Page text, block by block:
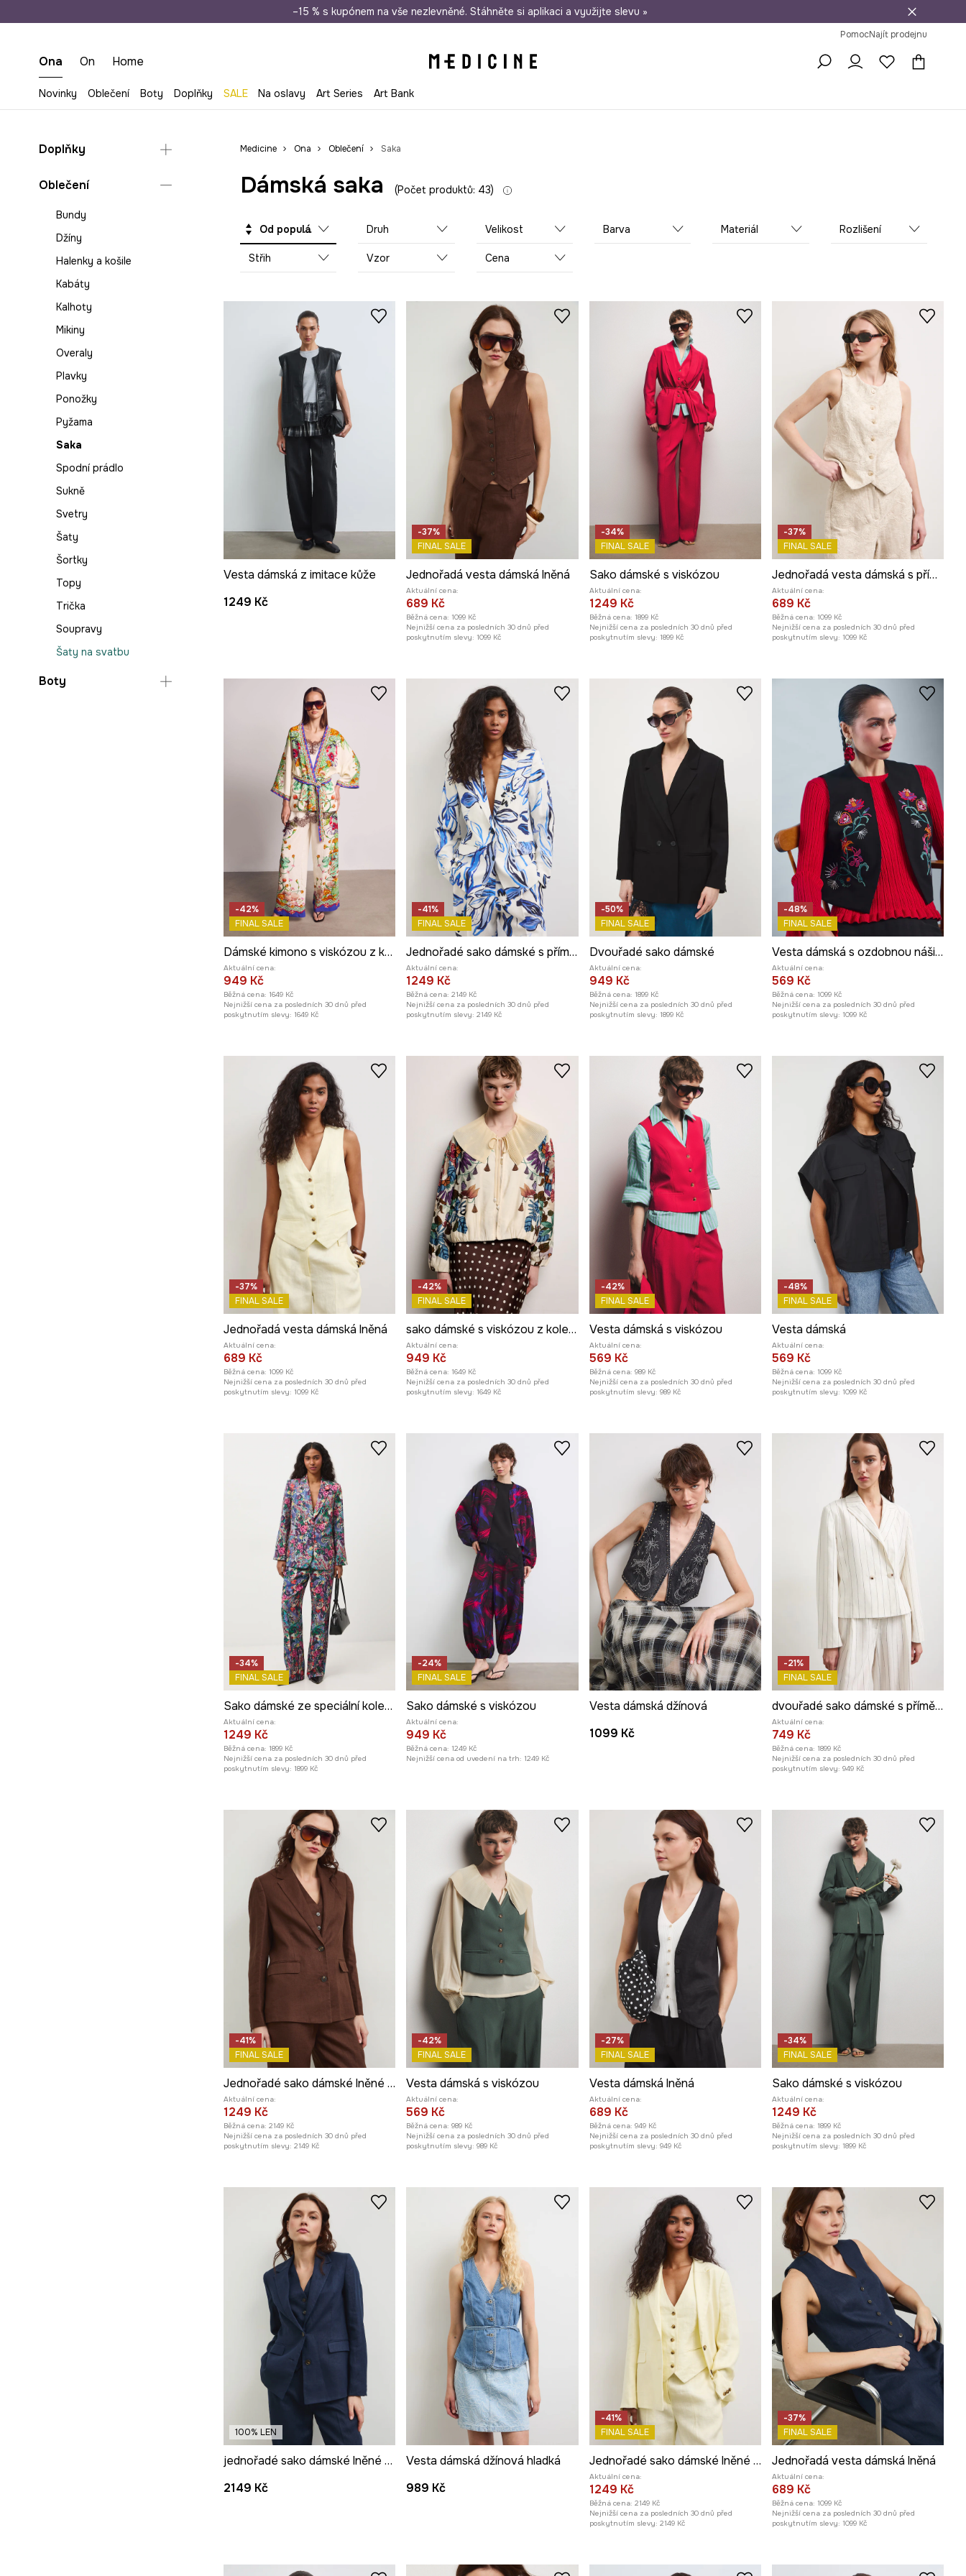
Doprava zdarma při nákupu nad 1 200 Kč Odeslání i do 24 hodin 30 dní na vrácení zboží
–15 % s kupónem na vše nezlevněné. Stáhněte si aplikaci a využijte slevu »
PomocNajít prodejnu
Ona On Home
Novinky Oblečení Boty Doplňky SALE Na oslavy Art Series Art Bank
Doplňky
Kabelky
Plátěné tašky
Cestovní zavazadla a
doplňky
Brýle
Čepice a klobouky
Šály a šátky
Bižuterie
Klíčenky a přívěsky
Pásky
Peněženky
Plážové osušky
Plážové doplňky
Deštníky
Parfémy
Hry
Rukavice
Domácí mazlíček –
oblečení pro psy
Kosmetické tašky
Oblečení
Bundy
Džíny
Halenky a košile
Kabáty
Kalhoty
Mikiny
Overaly
Plavky
Ponožky
Pyžama
Saka
Spodní prádlo
Sukně
Svetry
Šaty
Šortky
Topy
Trička
Soupravy
Šaty na svatbu
Boty
Medicine Ona Oblečení Saka
Dámská saka Počet produktů: 43
Od populárních Druh Velikost Barva Materiál Rozlišení
Střih Vzor Cena
Vesta dámská z imitace kůže
1249 Kč
-37%
FINAL SALE
Jednořadá vesta dámská lněná
Aktuální cena:
689 Kč
Běžná cena: 1099 Kč
Nejnižší cena za posledních 30 dnů před
poskytnutím slevy: 1099 Kč
-34%
FINAL SALE
Sako dámské s viskózou
Aktuální cena:
1249 Kč
Běžná cena: 1899 Kč
Nejnižší cena za posledních 30 dnů před
poskytnutím slevy: 1899 Kč
-37%
FINAL SALE
Jednořadá vesta dámská s příměsí lnu
Aktuální cena:
689 Kč
Běžná cena: 1099 Kč
Nejnižší cena za posledních 30 dnů před
poskytnutím slevy: 1099 Kč
-42%
FINAL SALE
Dámské kimono s viskózou z kolekce Kit Mizeres x Medicine
Aktuální cena:
949 Kč
Běžná cena: 1649 Kč
Nejnižší cena za posledních 30 dnů před
poskytnutím slevy: 1649 Kč
-41%
FINAL SALE
Jednořadé sako dámské s příměsí lnu
Aktuální cena:
1249 Kč
Běžná cena: 2149 Kč
Nejnižší cena za posledních 30 dnů před
poskytnutím slevy: 2149 Kč
-50%
FINAL SALE
Dvouřadé sako dámské
Aktuální cena:
949 Kč
Běžná cena: 1899 Kč
Nejnižší cena za posledních 30 dnů před
poskytnutím slevy: 1899 Kč
-48%
FINAL SALE
Vesta dámská s ozdobnou nášivkou
Aktuální cena:
569 Kč
Běžná cena: 1099 Kč
Nejnižší cena za posledních 30 dnů před
poskytnutím slevy: 1099 Kč
-37%
FINAL SALE
Jednořadá vesta dámská lněná
Aktuální cena:
689 Kč
Běžná cena: 1099 Kč
Nejnižší cena za posledních 30 dnů před
poskytnutím slevy: 1099 Kč
-42%
FINAL SALE
sako dámské s viskózou z kolekce Ilona Tambor x Medicine
Aktuální cena:
949 Kč
Běžná cena: 1649 Kč
Nejnižší cena za posledních 30 dnů před
poskytnutím slevy: 1649 Kč
-42%
FINAL SALE
Vesta dámská s viskózou
Aktuální cena:
569 Kč
Běžná cena: 989 Kč
Nejnižší cena za posledních 30 dnů před
poskytnutím slevy: 989 Kč
-48%
FINAL SALE
Vesta dámská
Aktuální cena:
569 Kč
Běžná cena: 1099 Kč
Nejnižší cena za posledních 30 dnů před
poskytnutím slevy: 1099 Kč
-34%
FINAL SALE
Sako dámské ze speciální kolekce Eviva L'arte
Aktuální cena:
1249 Kč
Běžná cena: 1899 Kč
Nejnižší cena za posledních 30 dnů před
poskytnutím slevy: 1899 Kč
-24%
FINAL SALE
Sako dámské s viskózou
Aktuální cena:
949 Kč
Běžná cena: 1249 Kč
Nejnižší cena od uvedení na trh: 1249 Kč
Vesta dámská džínová
1099 Kč
-21%
FINAL SALE
dvouřadé sako dámské s příměsí lnu
Aktuální cena:
749 Kč
Běžná cena: 1899 Kč
Nejnižší cena za posledních 30 dnů před
poskytnutím slevy: 949 Kč
-41%
FINAL SALE
Jednořadé sako dámské lněné hladké
Aktuální cena:
1249 Kč
Běžná cena: 2149 Kč
Nejnižší cena za posledních 30 dnů před
poskytnutím slevy: 2149 Kč
-42%
FINAL SALE
Vesta dámská s viskózou
Aktuální cena:
569 Kč
Běžná cena: 989 Kč
Nejnižší cena za posledních 30 dnů před
poskytnutím slevy: 989 Kč
-27%
FINAL SALE
Vesta dámská lněná
Aktuální cena:
689 Kč
Běžná cena: 949 Kč
Nejnižší cena za posledních 30 dnů před
poskytnutím slevy: 949 Kč
-34%
FINAL SALE
Sako dámské s viskózou
Aktuální cena:
1249 Kč
Běžná cena: 1899 Kč
Nejnižší cena za posledních 30 dnů před
poskytnutím slevy: 1899 Kč
100% LEN
jednořadé sako dámské lněné hladké
2149 Kč
Vesta dámská džínová hladká
989 Kč
-41%
FINAL SALE
Jednořadé sako dámské lněné hladké
Aktuální cena:
1249 Kč
Běžná cena: 2149 Kč
Nejnižší cena za posledních 30 dnů před
poskytnutím slevy: 2149 Kč
-37%
FINAL SALE
Jednořadá vesta dámská lněná
Aktuální cena:
689 Kč
Běžná cena: 1099 Kč
Nejnižší cena za posledních 30 dnů před
poskytnutím slevy: 1099 Kč